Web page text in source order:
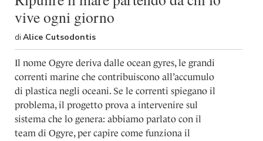
activates
screen
reader
navigate
interact
vive ogni giorno
di Alice Cutsodontis
Il nome Ogyre deriva dalle ocean gyres, le grandi
correnti marine che contribuiscono all’accumulo
di plastica negli oceani. Se le correnti spiegano il
problema, il progetto prova a intervenire sul
sistema che lo genera: abbiamo parlato con il
team di Ogyre, per capire come funziona il